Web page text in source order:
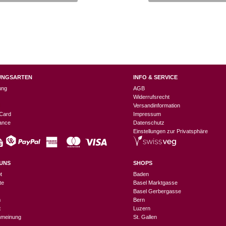
INFO & SERVICE
AGB
Widerrufsrecht
Versandinformation
Impressum
Datenschutz
Einstellungen zur Privatsphäre
SHOPS
Baden
Basel Marktgasse
Basel Gerbergasse
Bern
Luzern
St. Gallen